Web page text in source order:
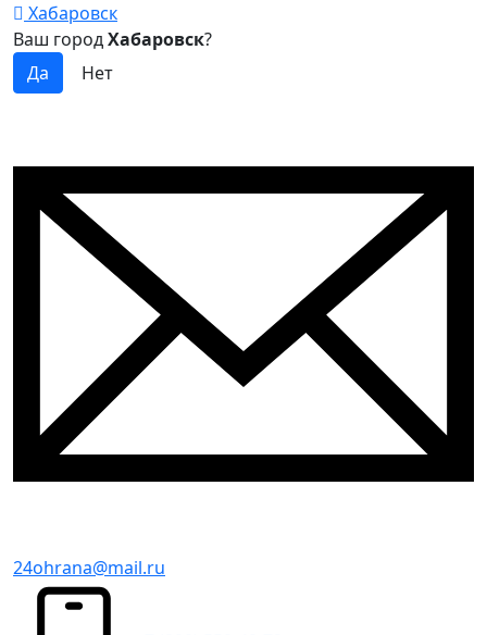
Хабаровск
Ваш городХабаровск?
24ohrana@mail.ru